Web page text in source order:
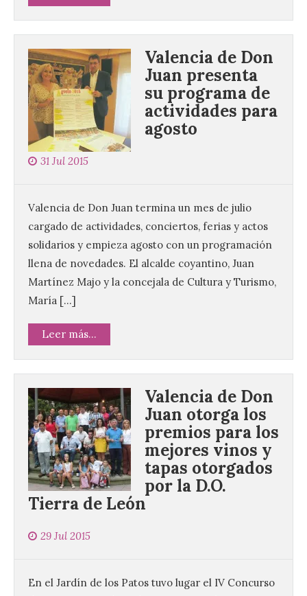
Valencia de Don
Juan presenta
su programa de
actividades para
agosto
31 Jul 2015
Valencia de Don Juan termina un mes de julio
cargado de actividades, conciertos, ferias y actos
solidarios y empieza agosto con un programación
llena de novedades. El alcalde coyantino, Juan
Martínez Majo y la concejala de Cultura y Turismo,
María […]
Leer más...
Valencia de Don
Juan otorga los
premios para los
mejores vinos y
tapas otorgados
por la D.O.
Tierra de León
29 Jul 2015
En el Jardín de los Patos tuvo lugar el IV Concurso